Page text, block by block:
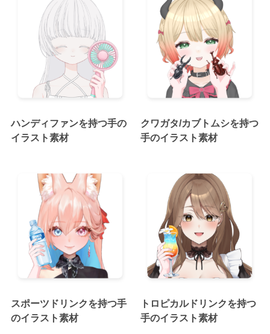
ハンディファンを持つ手の
イラスト素材
クワガタ/カブトムシを持つ
手のイラスト素材
スポーツドリンクを持つ手
のイラスト素材
トロピカルドリンクを持つ
手のイラスト素材